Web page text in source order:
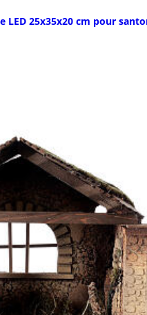
LED 25x35x20 cm pour